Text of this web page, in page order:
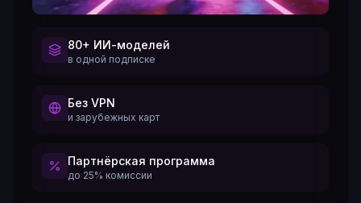
80+ ИИ-моделей
в одной подписке
Без VPN
и зарубежных карт
Партнёрская программа
до 25% комиссии